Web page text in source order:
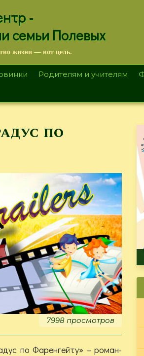
-
семьи Полевых
жизни — вот цель.
Родителям и учителям
по
7998 просмотров
по Фаренгейту» – роман-